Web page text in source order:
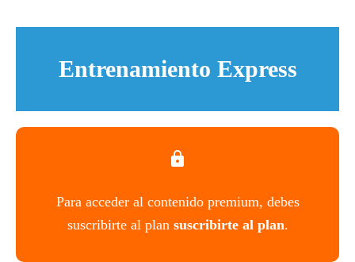
Entrenamiento Express
Para acceder al contenido premium, debes
suscribirte al plan suscribirte al plan.